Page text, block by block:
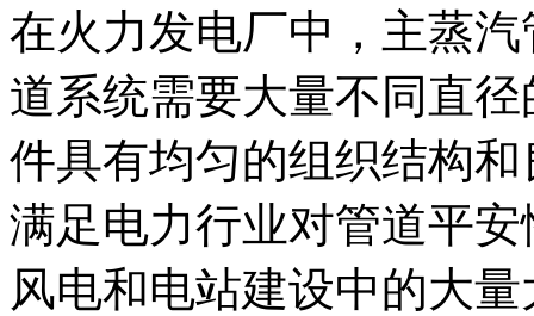
在火力发电厂中，主蒸
道系统需要大量不同直
件具有均匀的组织结构
满足电力行业对管道平
风电和电站建设中的大